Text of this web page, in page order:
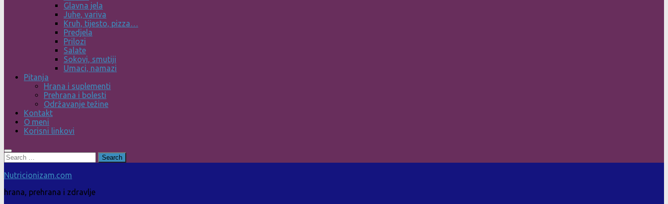
Glavna jela
Juhe, variva
Kruh, tijesto, pizza…
Predjela
Prilozi
Salate
Sokovi, smutiji
Umaci, namazi
Pitanja
Hrana i suplementi
Prehrana i bolesti
Održavanje težine
Kontakt
O meni
Korisni linkovi
Search
for:
Nutricionizam.com
hrana, prehrana i zdravlje